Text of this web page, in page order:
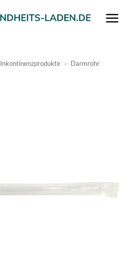
Inkontinenzprodukte » Darmrohr